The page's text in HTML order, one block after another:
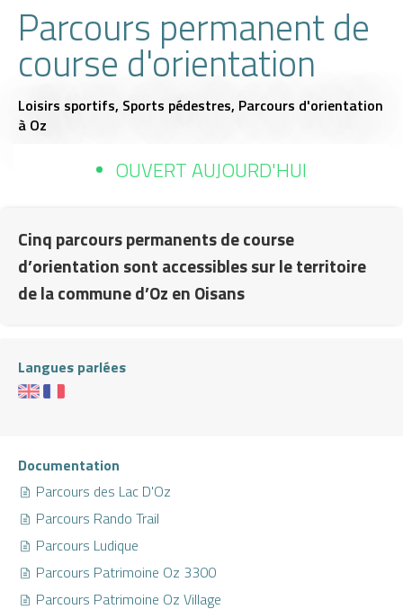
Parcours permanent de
course d'orientation
Loisirs sportifs, Sports pédestres, Parcours d'orientation
à Oz
OUVERT AUJOURD'HUI
Cinq parcours permanents de course
d’orientation sont accessibles sur le territoire
de la commune d’Oz en Oisans
Langues parlées
Documentation
Parcours des Lac D'Oz
Parcours Rando Trail
Parcours Ludique
Parcours Patrimoine Oz 3300
Parcours Patrimoine Oz Village